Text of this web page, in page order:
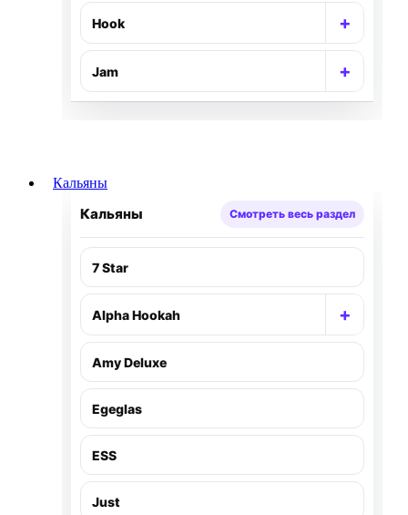
Hook +
Jam +
Кальяны
Кальяны Смотреть весь раздел
7 Star
Alpha Hookah +
Amy Deluxe
Egeglas
ESS
Just